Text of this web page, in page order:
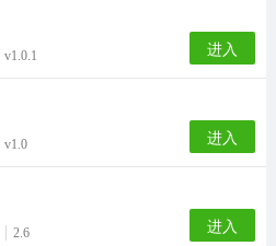
v1.0.1 进入
v1.0 进入
2.6 进入